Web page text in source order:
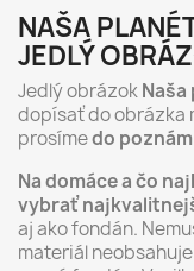
NAŠA
JEDLÝ
Jedlý obrázokNaša
dopísať do obrázka
prosímedo
Na domáce a čo
vybrať
aj ako fondán.
materiál